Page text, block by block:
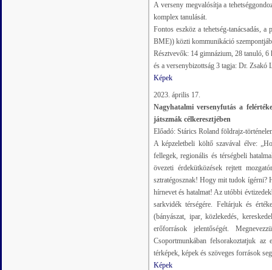
A verseny megvalósítja a
komplex tanulását.
Fontos eszköz a tehetség-tanácsadás,
BME)) közti kommunikáció
Résztvevők: 14 gimnázium, 28 tanuló,
és a versenybizottság 3 tagja: Dr.
Képek
2023. április 17.
Nagyhatalmi versenyfutás a
játszmák célkeresztjében
Előadó: Stárics Roland földrajz-
A képzeletbeli költő szavával élve:
fellegek, regionális és térségbeli
övezeti érdekütközések rejtett
sztratégosznak! Hogy mit tudok ígérni?
hírnevet és hatalmat! Az utóbbi
sarkvidék térségére. Feltárjuk és
(bányászat, ipar, közlekedés,
erőforrások jelentőségét.
Csoportmunkában felsorakoztatjuk
térképek, képek és szöveges források
Képek